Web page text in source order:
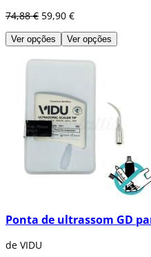
74,88 € 59,90 €
Ver opções Ver opções
Ponta de ultrassom GD
de VIDU